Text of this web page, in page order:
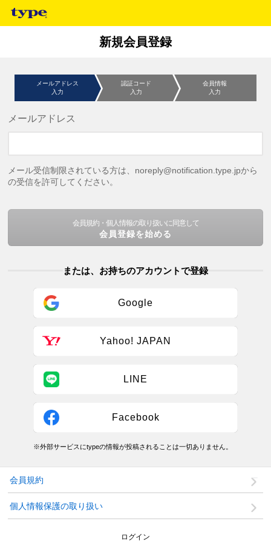
新規会員登録
メールアドレス
入力
認証コード
入力
会員情報
入力
メールアドレス
メール受信制限されている方は、noreply@notification.type.jpから
の受信を許可してください。
会員規約・個人情報の取り扱いに同意して
会員登録を始める
または、お持ちのアカウントで登録
Google
Yahoo! JAPAN
LINE
Facebook
※外部サービスにtypeの情報が投稿されることは一切ありません。
会員規約
個人情報保護の取り扱い
ログイン